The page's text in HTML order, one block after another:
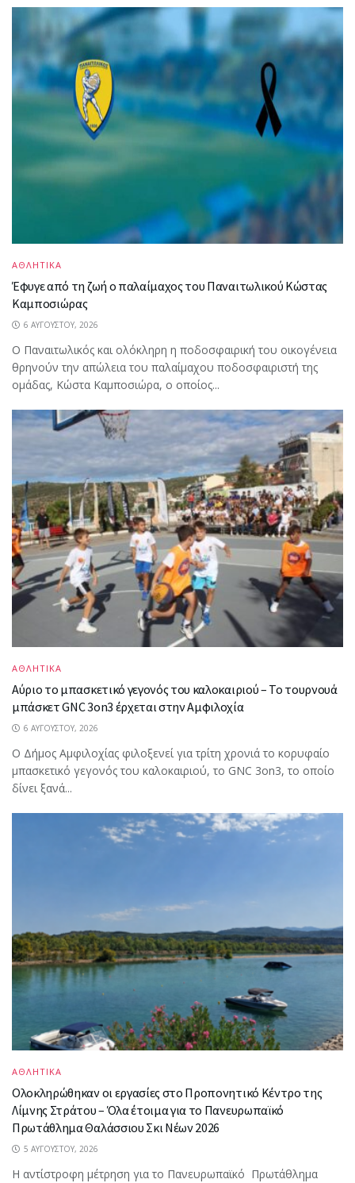
ΑΘΛΗΤΙΚΑ
Έφυγε από τη ζωή ο παλαίμαχος του Παναιτωλικού Κώστας
Καμποσιώρας
6 ΑΥΓΟΎΣΤΟΥ, 2026
Ο Παναιτωλικός και ολόκληρη η ποδοσφαιρική του οικογένεια
θρηνούν την απώλεια του παλαίμαχου ποδοσφαιριστή της
ομάδας, Κώστα Καμποσιώρα, ο οποίος...
ΑΘΛΗΤΙΚΑ
Αύριο το μπασκετικό γεγονός του καλοκαιριού – Το τουρνουά
μπάσκετ GNC 3on3 έρχεται στην Αμφιλοχία
6 ΑΥΓΟΎΣΤΟΥ, 2026
Ο Δήμος Αμφιλοχίας φιλοξενεί για τρίτη χρονιά το κορυφαίο
μπασκετικό γεγονός του καλοκαιριού, το GNC 3on3, το οποίο
δίνει ξανά...
ΑΘΛΗΤΙΚΑ
Ολοκληρώθηκαν οι εργασίες στο Προπονητικό Κέντρο της
Λίμνης Στράτου – Όλα έτοιμα για το Πανευρωπαϊκό
Πρωτάθλημα Θαλάσσιου Σκι Νέων 2026
5 ΑΥΓΟΎΣΤΟΥ, 2026
Η αντίστροφη μέτρηση για το Πανευρωπαϊκό Πρωτάθλημα